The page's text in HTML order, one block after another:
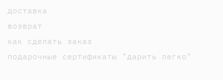
доставка
возврат
как сделать заказ
подарочные сертификаты "дарить легко"